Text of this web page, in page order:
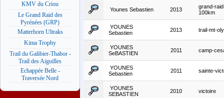
KMV du Criou
Le Grand Raid des
Pyrénées (GRP)
Matterhorn Ultraks
Kima Trophy
Trail du Galibier-Thabor -
Trail des Aiguilles
Echappée Belle -
Traversée Nord
Younes Sebastien 2013
grand-
100km
YOUNES
Sebastien
2013 trail-mt-
YOUNES
SeBASTIEN
2011 camp-
YOUNES
Sebastien
2011 sainte-
YOUNES
SEBASTIEN
2010 victoire